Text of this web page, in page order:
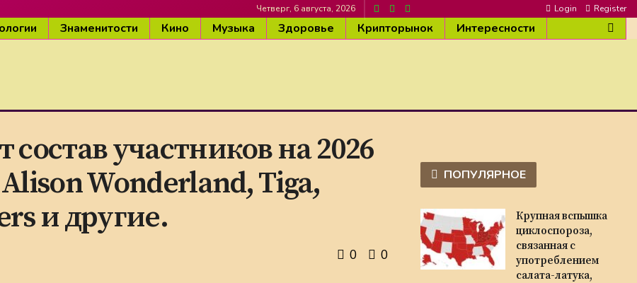
Четверг, 6 августа, 2026 Login Register
Знаменитости Кино Музыка Здоровье Крипторынок Интересности
состав участников на 2026
Wonderland, Tiga,
и другие.
0 0
ПОПУЛЯРНОЕ
Крупная вспышка
циклоспороза,
связанная с
употреблением
салата-латука,